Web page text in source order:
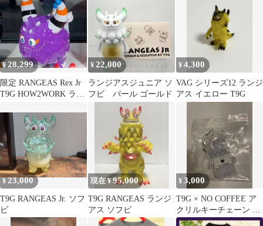
¥28,299
限定 RANGEAS Rex Jr
T9G HOW2WORK ラン
¥22,000
ランジアスジュニア ソ
フビ パール ゴールド
¥4,300
VAG シリーズ12 ランジ
アス イエロー T9G
¥23,000
T9G RANGEAS Jr. ソフ
ビ
現在 ¥95,000
T9G RANGEAS ランジ
アス ソフビ
¥3,000
T9G × NO COFFEE ア
クリルキーチェーン ラ
ンジアス エヌオくん